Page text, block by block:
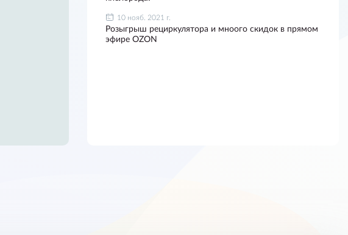
10 нояб. 2021 г.
Розыгрыш рециркулятора и мноого скидок в прямом
эфире OZON